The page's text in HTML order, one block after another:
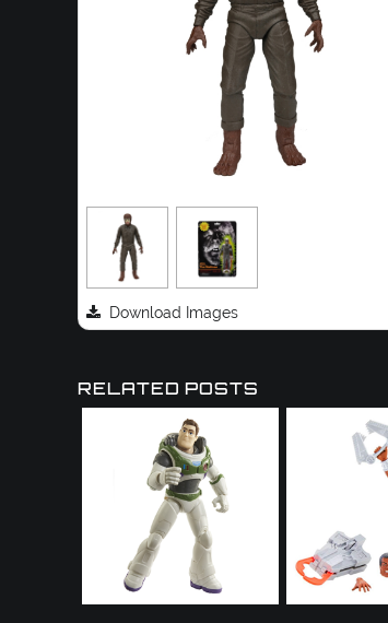
Download Images
RELATED POSTS